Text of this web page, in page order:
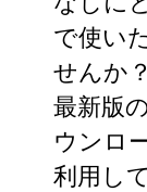
で使い
せんか
最新版
ウンロ
利用し